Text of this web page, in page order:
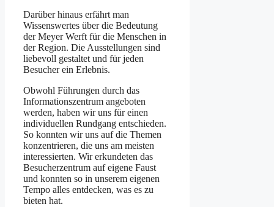
Darüber hinaus erfährt man
Wissenswertes über die Bedeutung
der Meyer Werft für die Menschen in
der Region. Die Ausstellungen sind
liebevoll gestaltet und für jeden
Besucher ein Erlebnis.
Obwohl Führungen durch das
Informationszentrum angeboten
werden, haben wir uns für einen
individuellen Rundgang entschieden.
So konnten wir uns auf die Themen
konzentrieren, die uns am meisten
interessierten. Wir erkundeten das
Besucherzentrum auf eigene Faust
und konnten so in unserem eigenen
Tempo alles entdecken, was es zu
bieten hat.